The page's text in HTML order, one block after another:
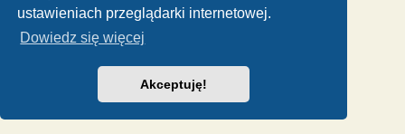
ustawieniach przeglądarki internetowej.
Dowiedz się więcej
Akceptuję!